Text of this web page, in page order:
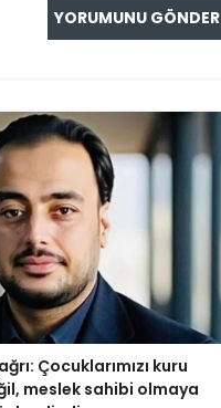
Çocuklarımızı kuru
meslek sahibi olmaya